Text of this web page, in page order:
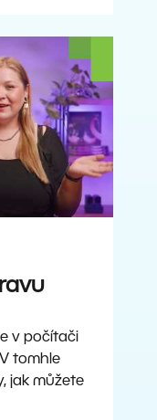
v počítači
tomhle
jak můžete